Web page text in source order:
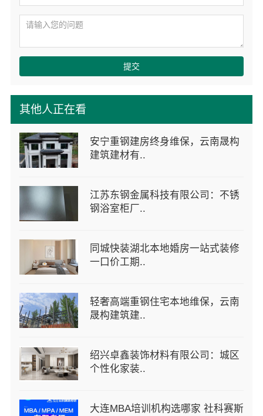
其他人正在看
安宁重钢建房终身维保，云南晟构
建筑建材有..
江苏东钢金属科技有限公司：不锈
钢浴室柜厂..
同城快装湖北本地婚房一站式装修
一口价工期..
轻奢高端重钢住宅本地维保，云南
晟构建筑建..
绍兴卓鑫装饰材料有限公司：城区
个性化家装..
大连MBA培训机构选哪家 社科赛斯
提交